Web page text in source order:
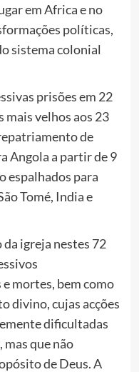
em Africa e no
políticas,
sistema colonial
prisões em 22
mais velhos aos 23
de
Angola a partir de 9
espalhados para
Tomé, India e
igreja nestes 72
mortes, bem como
divino, cujas acções
dificultadas
que não
de Deus. A